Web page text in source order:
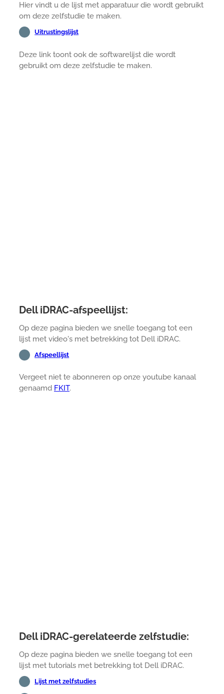
Hier vindt u de lijst met apparatuur die wordt gebruikt
om deze zelfstudie te maken.
Uitrustingslijst
Deze link toont ook de softwarelijst die wordt
gebruikt om deze zelfstudie te maken.
Dell iDRAC-afspeellijst:
Op deze pagina bieden we snelle toegang tot een
lijst met video's met betrekking tot Dell iDRAC.
Afspeellijst
Vergeet niet te abonneren op onze youtube kanaal
genaamd FKIT.
Dell iDRAC-gerelateerde zelfstudie:
Op deze pagina bieden we snelle toegang tot een
lijst met tutorials met betrekking tot Dell iDRAC.
Lijst met zelfstudies